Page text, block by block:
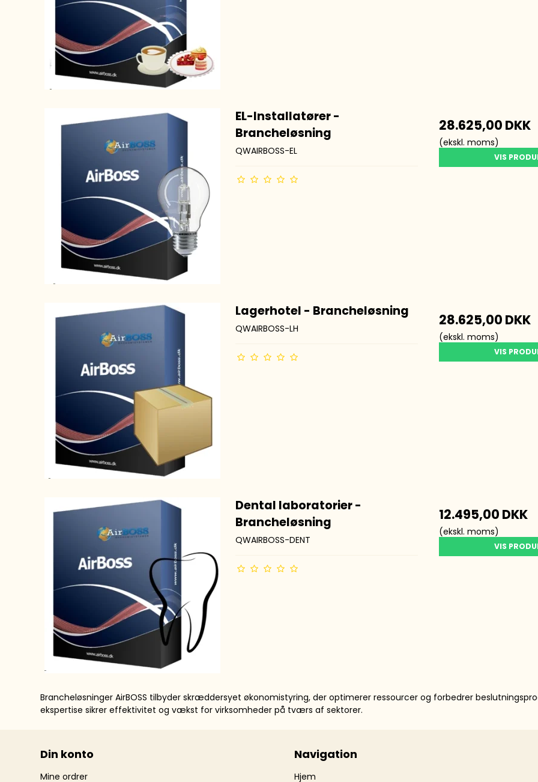
EL-Installatører -
Brancheløsning
QWAIRBOSS-EL
28.625,00 DKK
(ekskl. moms)
VIS
Lagerhotel - Brancheløsning
QWAIRBOSS-LH 28.625,00 DKK
(ekskl. moms)
VIS
Dental laboratorier -
Brancheløsning
QWAIRBOSS-DENT
12.495,00 DKK
(ekskl. moms)
VIS
Brancheløsninger AirBOSS tilbyder skræddersyet økonomistyring, der optimerer ressourcer og forbedrer
ekspertise sikrer effektivitet og vækst for virksomheder på tværs af sektorer.
Din konto
Mine ordrer
Navigation
Hjem